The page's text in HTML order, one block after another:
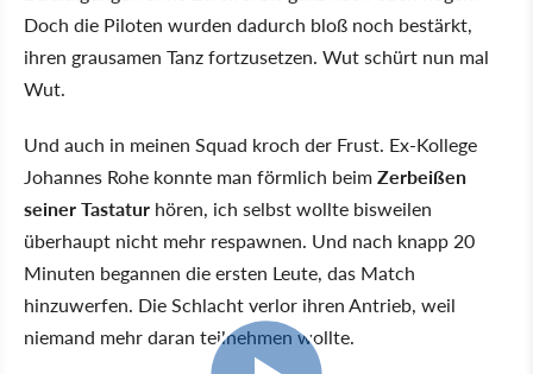
Doch die Piloten wurden dadurch bloß noch bestärkt,
ihren grausamen Tanz fortzusetzen. Wut schürt nun mal
Wut.
Und auch in meinen Squad kroch der Frust. Ex-Kollege
Johannes Rohe konnte man förmlich beimZerbeißen
seiner Tastatur hören, ich selbst wollte bisweilen
überhaupt nicht mehr respawnen. Und nach knapp 20
Minuten begannen die ersten Leute, das Match
hinzuwerfen. Die Schlacht verlor ihren Antrieb, weil
niemand mehr daran teilnehmen wollte.